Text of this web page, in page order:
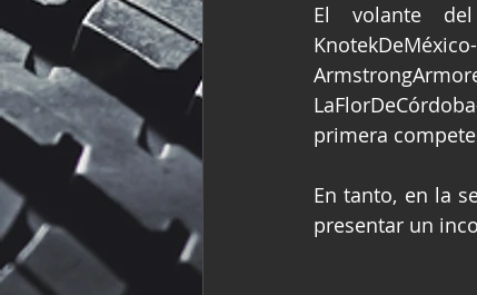
El volante del
primera
En tanto, en la
presentar un